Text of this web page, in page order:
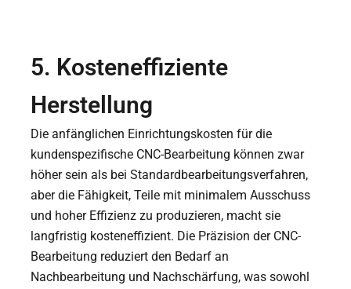
5. Kosteneffiziente
Herstellung
Die anfänglichen Einrichtungskosten für die
kundenspezifische CNC-Bearbeitung können zwar
höher sein als bei Standardbearbeitungsverfahren,
aber die Fähigkeit, Teile mit minimalem Ausschuss
und hoher Effizienz zu produzieren, macht sie
langfristig kosteneffizient. Die Präzision der CNC-
Bearbeitung reduziert den Bedarf an
Nachbearbeitung und Nachschärfung, was sowohl